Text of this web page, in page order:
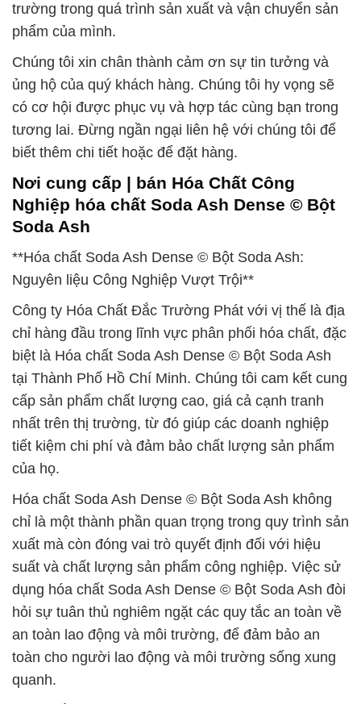
trường trong quá trình sản xuất và vận chuyển sản
phẩm của mình.
Chúng tôi xin chân thành cảm ơn sự tin tưởng và
ủng hộ của quý khách hàng. Chúng tôi hy vọng sẽ
có cơ hội được phục vụ và hợp tác cùng bạn trong
tương lai. Đừng ngần ngại liên hệ với chúng tôi để
biết thêm chi tiết hoặc để đặt hàng.
Nơi cung cấp | bán Hóa Chất Công
Nghiệp hóa chất Soda Ash Dense © Bột
Soda Ash
**Hóa chất Soda Ash Dense © Bột Soda Ash:
Nguyên liệu Công Nghiệp Vượt Trội**
Công ty Hóa Chất Đắc Trường Phát với vị thế là địa
chỉ hàng đầu trong lĩnh vực phân phối hóa chất, đặc
biệt là Hóa chất Soda Ash Dense © Bột Soda Ash
tại Thành Phố Hồ Chí Minh. Chúng tôi cam kết cung
cấp sản phẩm chất lượng cao, giá cả cạnh tranh
nhất trên thị trường, từ đó giúp các doanh nghiệp
tiết kiệm chi phí và đảm bảo chất lượng sản phẩm
của họ.
Hóa chất Soda Ash Dense © Bột Soda Ash không
chỉ là một thành phần quan trọng trong quy trình sản
xuất mà còn đóng vai trò quyết định đối với hiệu
suất và chất lượng sản phẩm công nghiệp. Việc sử
dụng hóa chất Soda Ash Dense © Bột Soda Ash đòi
hỏi sự tuân thủ nghiêm ngặt các quy tắc an toàn về
an toàn lao động và môi trường, để đảm bảo an
toàn cho người lao động và môi trường sống xung
quanh.